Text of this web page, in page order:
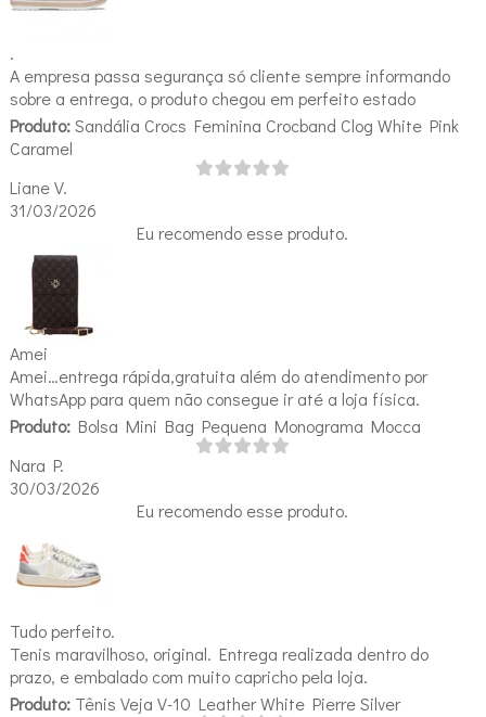
.
A empresa passa segurança só cliente sempre informando
sobre a entrega, o produto chegou em perfeito estado
Produto:Sandália Crocs Feminina Crocband Clog White Pink
Caramel
Liane V.
31/03/2026
Eu recomendo esse produto.
Amei
Amei…entrega rápida,gratuita além do atendimento por
WhatsApp para quem não consegue ir até a loja física.
Produto:Bolsa Mini Bag Pequena Monograma Mocca
Nara P.
30/03/2026
Eu recomendo esse produto.
Tudo perfeito.
Tenis maravilhoso, original. Entrega realizada dentro do
prazo, e embalado com muito capricho pela loja.
Produto:Tênis Veja V-10 Leather White Pierre Silver